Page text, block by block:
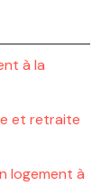
à la
et retraite
logement à